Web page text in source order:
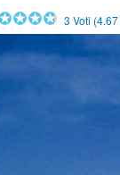
3 Voti (4.67